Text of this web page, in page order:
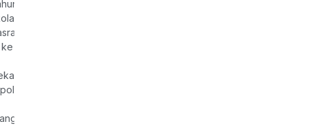
di SJK(C) Tung Hua, Sibu, manakala anak bongsu mengikuti
untuk dipindahkan semula bertugas ke Sibu supaya dapat
sini, tetapi belum berjaya,” katanya.
ialah ketika sambutan Tahun Baharu Cina lalu.
yang maut selepas dipercayai terkena renjatan elektrik
Pasukan Gerakan Udara (PGU) Polis Diraja Malaysia (PDRM)